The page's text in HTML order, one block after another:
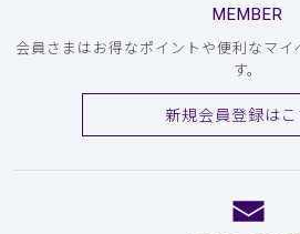
MEMBER
会員さまはお得なポイントや便利なマ
す。
新規会員登録はこ